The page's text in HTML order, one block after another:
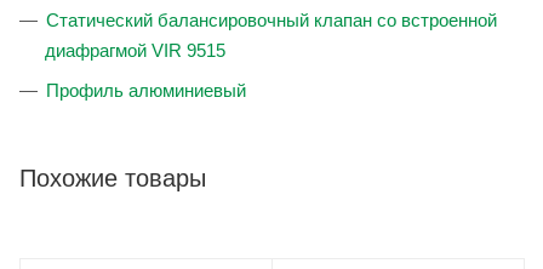
Статический балансировочный клапан со встроенной
диафрагмой VIR 9515
Профиль алюминиевый
Похожие товары